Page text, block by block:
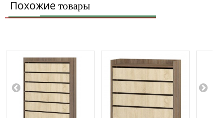
Похожие товары